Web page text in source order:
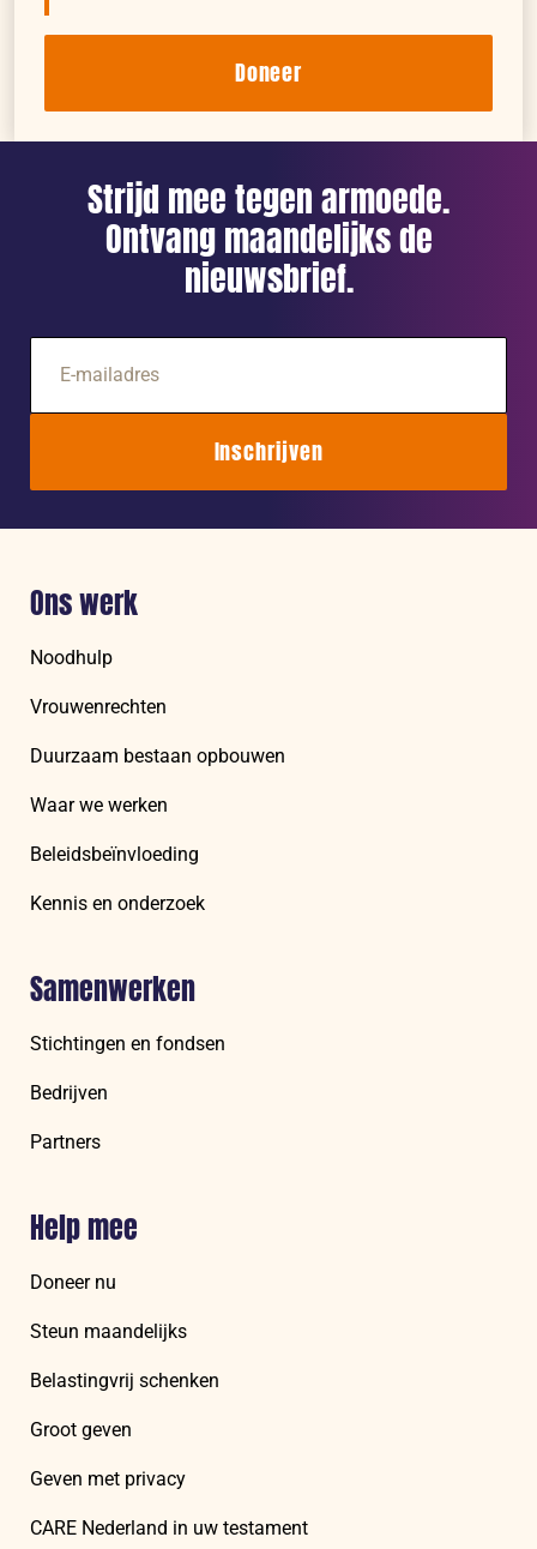
Doneer
Strijd mee tegen armoede.
Ontvang maandelijks de
nieuwsbrief.
mailadres
Inschrijven
Ons werk
Noodhulp
Vrouwenrechten
Duurzaam bestaan opbouwen
Waar we werken
Beleidsbeïnvloeding
Kennis en onderzoek
Samenwerken
Stichtingen en fondsen
Bedrijven
Partners
Help mee
Doneer nu
Steun maandelijks
Belastingvrij schenken
Groot geven
Geven met privacy
CARE Nederland in uw testament